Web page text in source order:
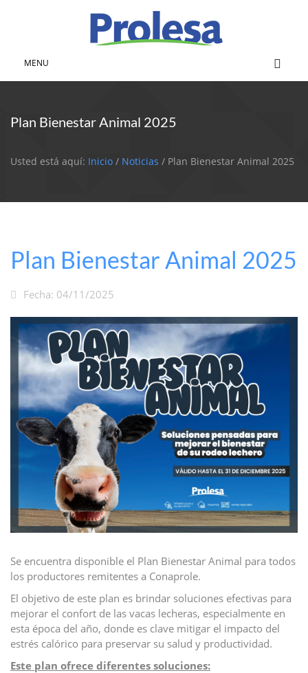
MENU
Plan Bienestar Animal 2025
Usted está aquí: Inicio / Noticias / Plan Bienestar Animal 2025
Plan Bienestar Animal 2025
Fecha: 04/11/2025
Se encuentra disponible el Plan Bienestar Animal para todos
los productores remitentes a Conaprole.
El objetivo de este plan es brindar soluciones efectivas para
mejorar el confort de las vacas lecheras, especialmente en
esta época del año, donde es clave mitigar el impacto del
estrés calórico para preservar su salud y productividad.
Este plan ofrece diferentes soluciones: